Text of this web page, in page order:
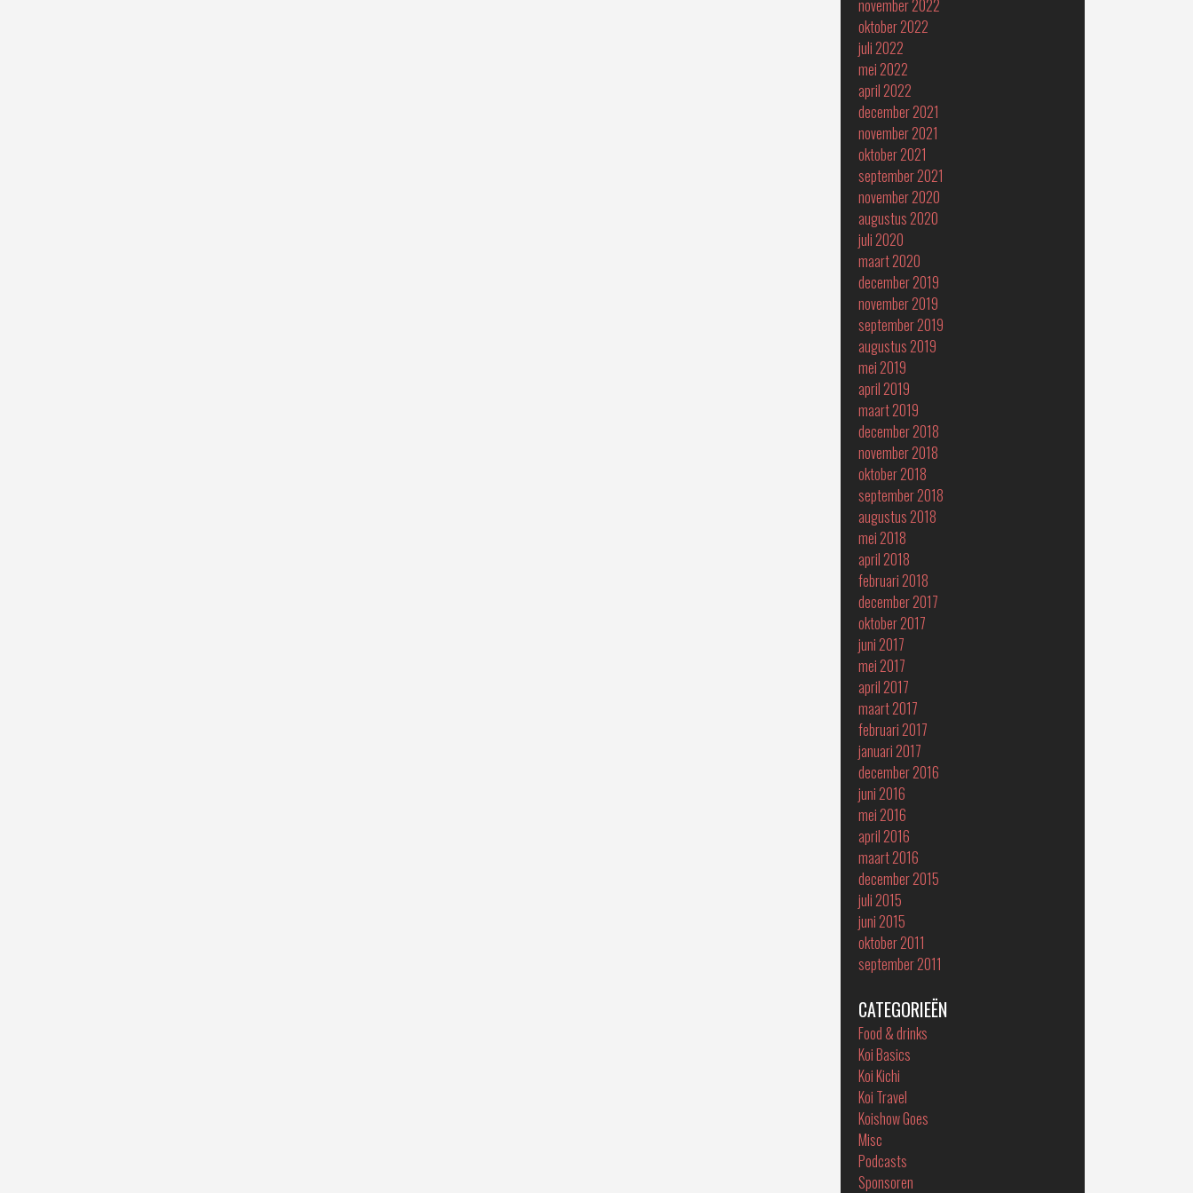
november 2022
oktober 2022
juli 2022
mei 2022
april 2022
december 2021
november 2021
oktober 2021
september 2021
november 2020
augustus 2020
juli 2020
maart 2020
december 2019
november 2019
september 2019
augustus 2019
mei 2019
april 2019
maart 2019
december 2018
november 2018
oktober 2018
september 2018
augustus 2018
mei 2018
april 2018
februari 2018
december 2017
oktober 2017
juni 2017
mei 2017
april 2017
maart 2017
februari 2017
januari 2017
december 2016
juni 2016
mei 2016
april 2016
maart 2016
december 2015
juli 2015
juni 2015
oktober 2011
september 2011
CATEGORIEËN
Food & drinks
Koi Basics
Koi Kichi
Koi Travel
Koishow Goes
Misc
Podcasts
Sponsoren